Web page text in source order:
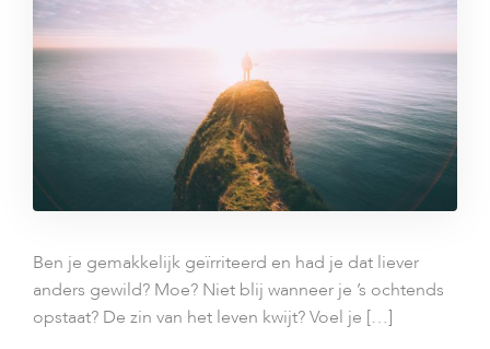
Ben je gemakkelijk geïrriteerd en had je dat liever
anders gewild? Moe? Niet blij wanneer je ’s ochtends
opstaat? De zin van het leven kwijt? Voel je […]